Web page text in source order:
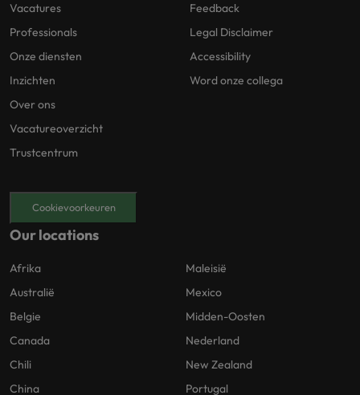
Vacatures
Professionals
Onze diensten
Inzichten
Over ons
Vacatureoverzicht
Trustcentrum
Feedback
Legal Disclaimer
Accessibility
Word onze collega
Cookievoorkeuren
Our locations
Afrika
Australië
Belgie
Canada
Chili
China
Maleisië
Mexico
Midden-Oosten
Nederland
New Zealand
Portugal